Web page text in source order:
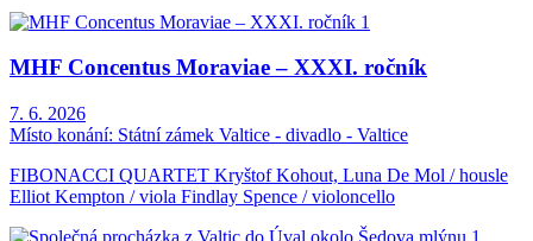
MHF Concentus Moraviae – XXXI. ročník
7. 6. 2026
Místo konání: Státní zámek Valtice - divadlo - Valtice
FIBONACCI QUARTET Kryštof Kohout, Luna De Mol / housle
Elliot Kempton / viola Findlay Spence / violoncello